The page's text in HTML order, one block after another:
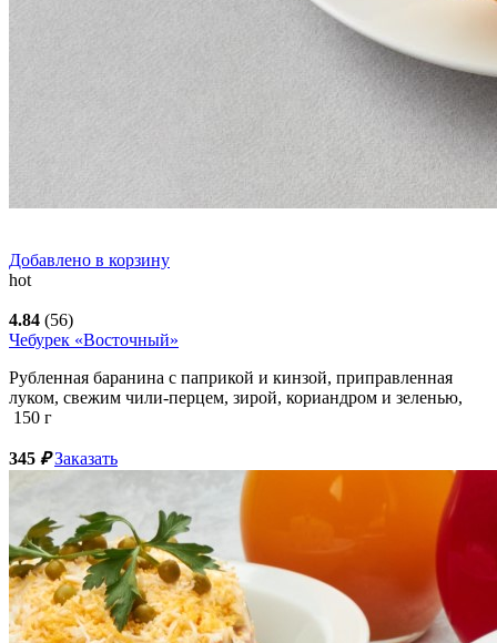
Добавлено в корзину
hot
4.84 (56)
Чебурек «Восточный»
Рубленная баранина с паприкой и кинзой, приправленная
луком, свежим чили-перцем, зирой, кориандром и зеленью,
150 г
345 ₽ Заказать